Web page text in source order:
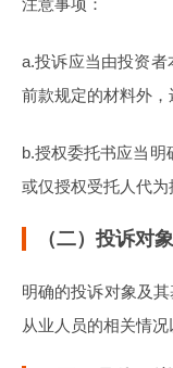
注意事项：
a.投诉应当由投资
前款规定的材料外
b.授权委托书应当
或仅授权受托人代
（二）投诉对
明确的投诉对象及
从业人员的相关情况